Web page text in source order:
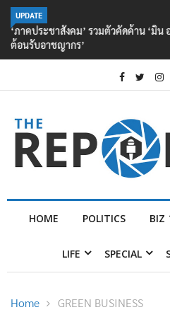
UPDATE
‘ภาคประชาสังคม’ รวมตัวคัดค้าน ‘มิน
ต้อนรับอาชญากร’
HOME POLITICS BIZ
LIFE SPECIAL
Home GREEN BUSINESS